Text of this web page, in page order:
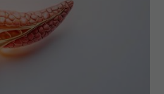
viața pacienților cu